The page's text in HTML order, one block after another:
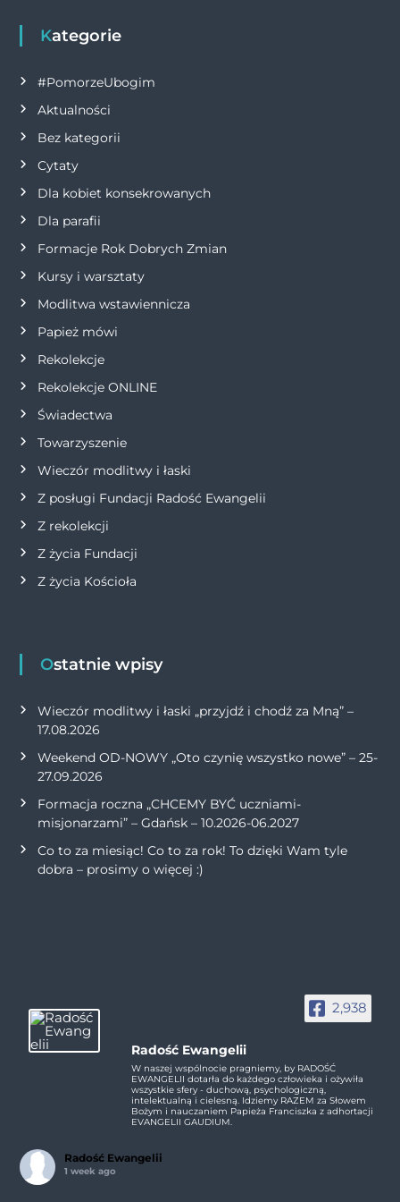
g
c
j
a
w
p
i
s
u
Kategorie
#PomorzeUbogim
Aktualności
Bez kategorii
Cytaty
Dla kobiet konsekrowanych
Dla parafii
Formacje Rok Dobrych Zmian
Kursy i warsztaty
Modlitwa wstawiennicza
Papież mówi
Rekolekcje
Rekolekcje ONLINE
Świadectwa
Towarzyszenie
Wieczór modlitwy i łaski
Z posługi Fundacji Radość Ewangelii
Z rekolekcji
Z życia Fundacji
Z życia Kościoła
Ostatnie wpisy
Wieczór modlitwy i łaski „przyjdź i chodź za Mną” –
17.08.2026
Weekend OD-NOWY „Oto czynię wszystko nowe” – 25-
27.09.2026
Formacja roczna „CHCEMY BYĆ uczniami-
misjonarzami” – Gdańsk – 10.2026-06.2027
Co to za miesiąc! Co to za rok! To dzięki Wam tyle
dobra – prosimy o więcej :)
2,938
Radość Ewangelii
W naszej wspólnocie pragniemy, by RADOŚĆ
EWANGELII dotarła do każdego człowieka i ożywiła
wszystkie sfery - duchową, psychologiczną,
intelektualną i cielesną. Idziemy RAZEM za Słowem
Bożym i nauczaniem Papieża Franciszka z adhortacji
EVANGELII GAUDIUM.
Radość Ewangelii
1 week ago